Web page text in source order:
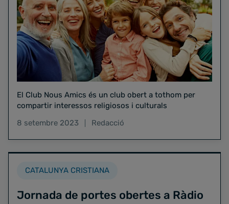
El Club Nous Amics és un club obert a tothom per
compartir interessos religiosos i culturals
8 setembre 2023
Redacció
CATALUNYA CRISTIANA
Jornada de portes obertes a Ràdio